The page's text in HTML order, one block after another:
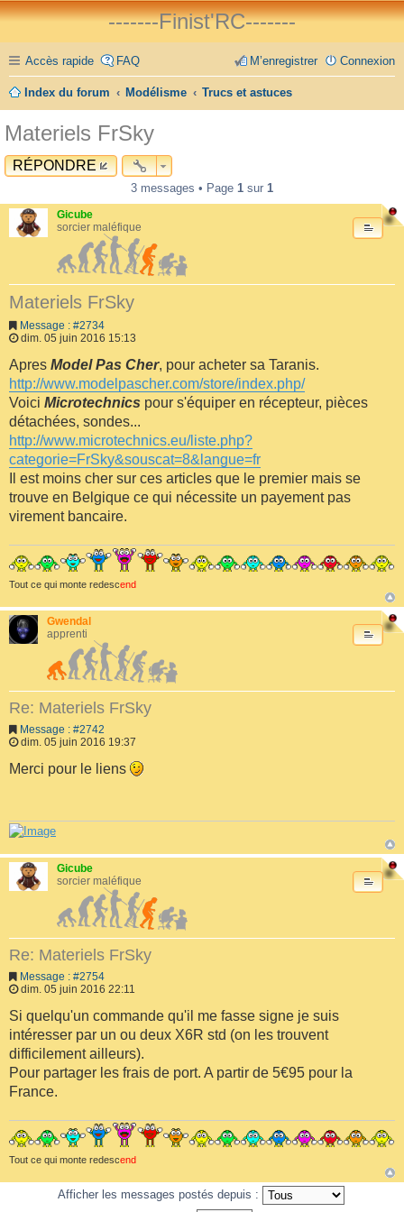
-------Finist'RC-------
Accès rapide FAQ Connexion
M’enregistrer
Index du forum Modélisme Trucs et astuces
Materiels FrSky
RÉPONDRE
3 messages • Page 1 sur 1
Gicube
sorcier maléfique
Materiels FrSky
Message : #2734
dim. 05 juin 2016 15:13
Apres Model Pas Cher, pour acheter sa Taranis.
http://www.modelpascher.com/store/index.php/
Voici Microtechnics pour s'équiper en récepteur, pièces
détachées, sondes...
http://www.microtechnics.eu/liste.php?
categorie=FrSky&souscat=8&langue=fr
Il est moins cher sur ces articles que le premier mais se
trouve en Belgique ce qui nécessite un payement pas
virement bancaire.
Tout ce qui monte redescend
Gwendal
apprenti
Re: Materiels FrSky
Message : #2742
dim. 05 juin 2016 19:37
Merci pour le liens
Gicube
sorcier maléfique
Re: Materiels FrSky
Message : #2754
dim. 05 juin 2016 22:11
Si quelqu'un commande qu'il me fasse signe je suis
intéresser par un ou deux X6R std (on les trouvent
difficilement ailleurs).
Pour partager les frais de port. A partir de 5€95 pour la
France.
Tout ce qui monte redescend
Afficher les messages postés depuis :